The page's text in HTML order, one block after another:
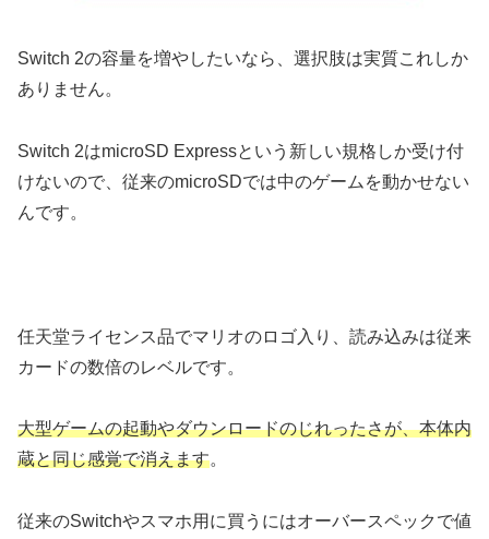
Switch 2の容量を増やしたいなら、選択肢は実質これしか
ありません。
Switch 2はmicroSD Expressという新しい規格しか受け付
けないので、従来のmicroSDでは中のゲームを動かせない
んです。
任天堂ライセンス品でマリオのロゴ入り、読み込みは従来
カードの数倍のレベルです。
大型ゲームの起動やダウンロードのじれったさが、本体内
蔵と同じ感覚で消えます。
従来のSwitchやスマホ用に買うにはオーバースペックで値